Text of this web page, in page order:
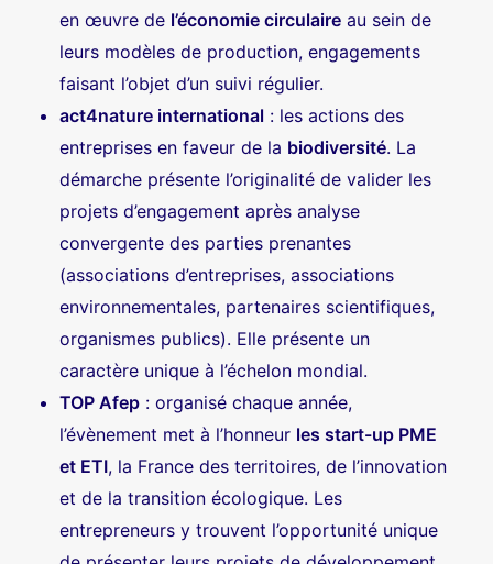
en œuvre de l’économie circulaire au sein de
leurs modèles de production, engagements
faisant l’objet d’un suivi régulier.
act4nature international : les actions des
entreprises en faveur de la biodiversité. La
démarche présente l’originalité de valider les
projets d’engagement après analyse
convergente des parties prenantes
(associations d’entreprises, associations
environnementales, partenaires scientifiques,
organismes publics). Elle présente un
caractère unique à l’échelon mondial.
TOP Afep : organisé chaque année,
l’évènement met à l’honneur les start-up PME
et ETI, la France des territoires, de l’innovation
et de la transition écologique. Les
entrepreneurs y trouvent l’opportunité unique